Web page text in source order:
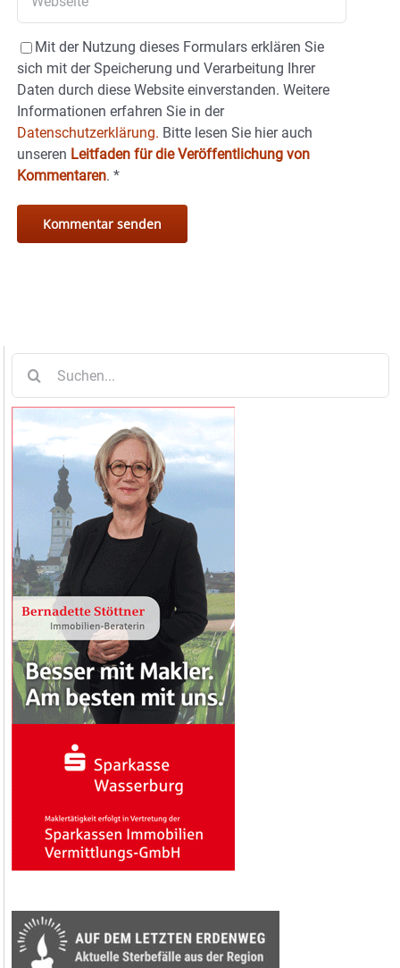
Mit der Nutzung dieses Formulars erklären Sie
sich mit der Speicherung und Verarbeitung Ihrer
Daten durch diese Website einverstanden. Weitere
Informationen erfahren Sie in der
Datenschutzerklärung. Bitte lesen Sie hier auch
unseren Leitfaden für die Veröffentlichung von
Kommentaren. *
nach: